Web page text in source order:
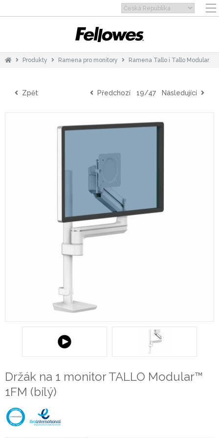
Produkty Ramena pro monitory Ramena Tallo i Tallo Modular
Zpět Předchozí 19/47 Následující
Držák na 1 monitor TALLO Modular™
1FM (bílý)